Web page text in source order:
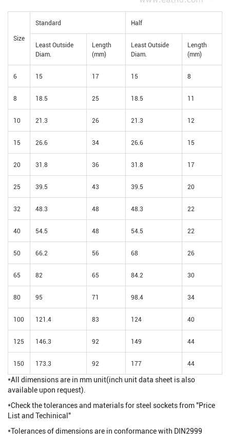
Size
Standard Half
Least Outside
Diam.
Length
(mm)
Least Outside
Diam.
Length
(mm)
6 15 17 15 8
8 18.5 25 18.5 11
10 21.3 26 21.3 12
15 26.6 34 26.6 15
20 31.8 36 31.8 17
25 39.5 43 39.5 20
32 48.3 48 48.3 22
40 54.5 48 54.5 22
50 66.2 56 68 26
65 82 65 84.2 30
80 95 71 98.4 34
100 121.4 83 124 40
125 146.3 92 149 44
150 173.3 92 177 44
*All dimensions are in mm unit(inch unit data sheet is also
available upon request).
*Check the tolerances and materials for steel sockets from "Price
List and Techinical"
*Tolerances of dimensions are in conformance with DIN2999